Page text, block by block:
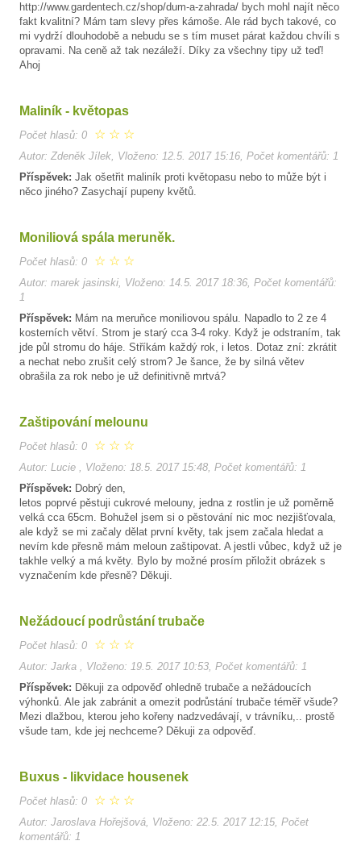
http://www.gardentech.cz/shop/dum-a-zahrada/ bych mohl najít něco
fakt kvalitní? Mám tam slevy přes kámoše. Ale rád bych takové, co
mi vydrží dlouhodobě a nebudu se s tím muset párat každou chvíli s
opravami. Na ceně až tak nezáleží. Díky za všechny tipy už teď!
Ahoj
Maliník - květopas
Počet hlasů: 0 ☆ ☆ ☆
Autor: Zdeněk Jílek, Vloženo: 12.5. 2017 15:16, Počet komentářů: 1
Příspěvek: Jak ošetřit maliník proti květopasu nebo to může být i
něco jiného? Zasychají pupeny květů.
Moniliová spála meruněk.
Počet hlasů: 0 ☆ ☆ ☆
Autor: marek jasinski, Vloženo: 14.5. 2017 18:36, Počet komentářů:
1
Příspěvek: Mám na meruňce moniliovou spálu. Napadlo to 2 ze 4
kosterních větví. Strom je starý cca 3-4 roky. Když je odstraním, tak
jde půl stromu do háje. Stříkám každý rok, i letos. Dotaz zní: zkrátit
a nechat nebo zrušit celý strom? Je šance, že by silná větev
obrašila za rok nebo je už definitivně mrtvá?
Zaštipování melounu
Počet hlasů: 0 ☆ ☆ ☆
Autor: Lucie , Vloženo: 18.5. 2017 15:48, Počet komentářů: 1
Příspěvek: Dobrý den,
letos poprvé pěstuji cukrové melouny, jedna z rostlin je už poměrně
velká cca 65cm. Bohužel jsem si o pěstování nic moc nezjišťovala,
ale když se mi začaly dělat první květy, tak jsem začala hledat a
nevím kde přesně mám meloun zaštipovat. A jestli vůbec, když už je
takhle velký a má květy. Bylo by možné prosím přiložit obrázek s
vyznačením kde přesně? Děkuji.
Nežádoucí podrůstání trubače
Počet hlasů: 0 ☆ ☆ ☆
Autor: Jarka , Vloženo: 19.5. 2017 10:53, Počet komentářů: 1
Příspěvek: Děkuji za odpověď ohledně trubače a nežádoucích
výhonků. Ale jak zabránit a omezit podrůstání trubače téměř všude?
Mezi dlažbou, kterou jeho kořeny nadzvedávají, v trávníku,.. prostě
všude tam, kde jej nechceme? Děkuji za odpověď.
Buxus - likvidace housenek
Počet hlasů: 0 ☆ ☆ ☆
Autor: Jaroslava Hořejšová, Vloženo: 22.5. 2017 12:15, Počet
komentářů: 1